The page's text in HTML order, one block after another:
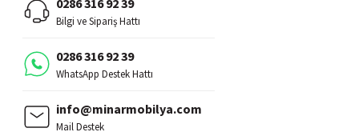
Bilgi ve Sipariş Hattı
0286 316 92 39
WhatsApp Destek Hattı
info@minarmobilya.com
Mail Destek